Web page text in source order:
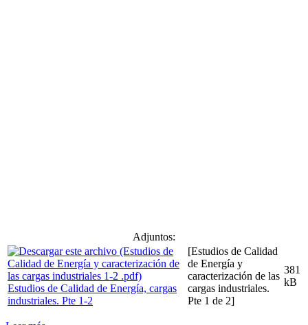
Adjuntos:
Estudios de Calidad de Energía, cargas
industriales. Pte 1-2
[Estudios de Calidad
de Energía y
caracterización de las
cargas industriales.
Pte 1 de 2]
381
kB